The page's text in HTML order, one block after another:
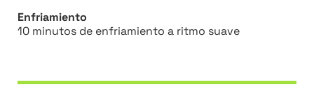
Enfriamiento
10 minutos de enfriamiento a ritmo suave